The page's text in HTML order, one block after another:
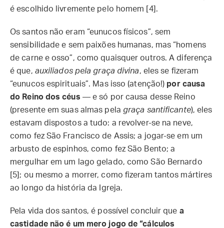
é escolhido livremente pelo homem [4].
Os santos não eram “eunucos físicos”, sem
sensibilidade e sem paixões humanas, mas “homens
de carne e osso”, como quaisquer outros. A diferença
é que, auxiliados pela graça divina, eles se fizeram
“eunucos espirituais”. Mas isso (atenção!) por causa
do Reino dos céus — e só por causa desse Reino
(presente em suas almas pela graça santificante), eles
estavam dispostos a tudo: a revolver-se na neve,
como fez São Francisco de Assis; a jogar-se em um
arbusto de espinhos, como fez São Bento; a
mergulhar em um lago gelado, como São Bernardo
[5]; ou mesmo a morrer, como fizeram tantos mártires
ao longo da história da Igreja.
Pela vida dos santos, é possível concluir que a
castidade não é um mero jogo de “cálculos